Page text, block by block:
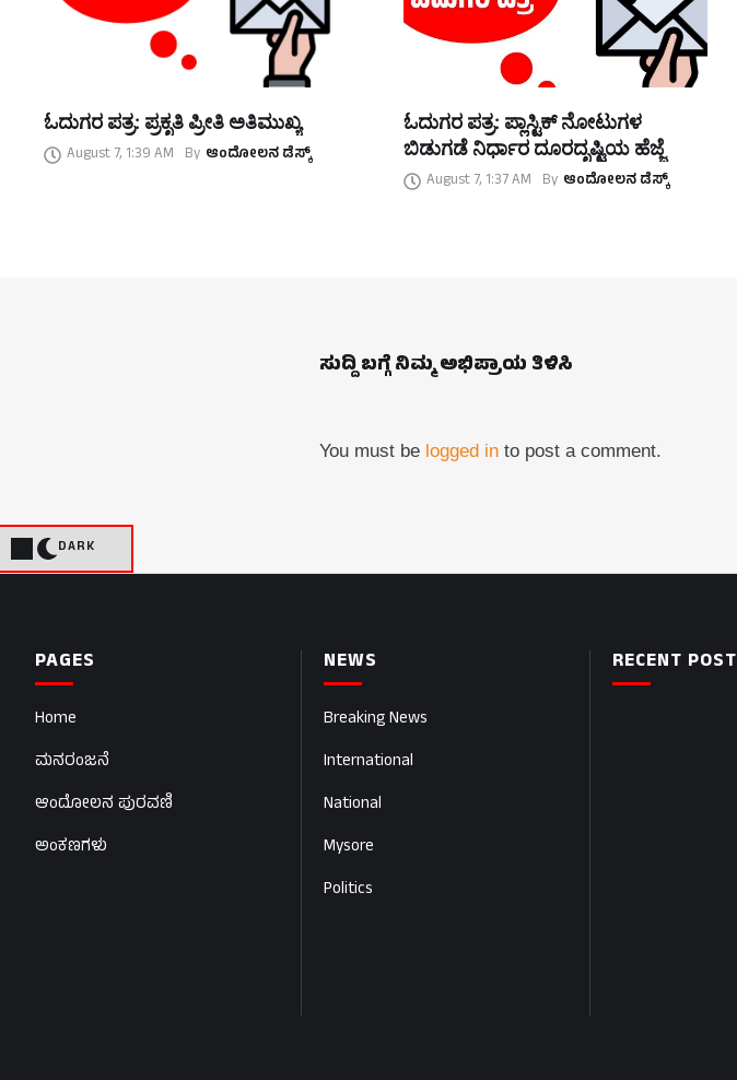
DARK
ಓದುಗರ ಪತ್ರ: ಪ್ರಕೃತಿ ಪ್ರೀತಿ ಅತಿಮುಖ್ಯ
August 7, 1:39 AM By ಆಂದೋಲನ ಡೆಸ್ಕ್
ಓದುಗರ ಪತ್ರ: ಪ್ಲಾಸ್ಟಿಕ್ ನೋಟುಗಳ
ಬಿಡುಗಡೆ ನಿರ್ಧಾರ ದೂರದೃಷ್ಟಿಯ ಹೆಜ್ಜೆ
August 7, 1:37 AM By ಆಂದೋಲನ ಡೆಸ್ಕ್
ಸುದ್ದಿ ಬಗ್ಗೆ ನಿಮ್ಮ ಅಭಿಪ್ರಾಯ ತಿಳಿಸಿ
You must be logged in to post a comment.
PAGES
Home
ಮನರಂಜನೆ
ಆಂದೋಲನ ಪುರವಣಿ
ಅಂಕಣಗಳು
NEWS
Breaking News
International
National
Mysore
Politics
RECENT POST